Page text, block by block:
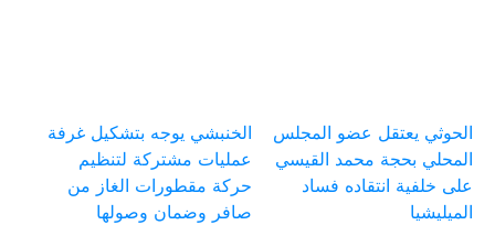
الحوثي يعتقل عضو المجلس
المحلي بحجة محمد القيسي
على خلفية انتقاده فساد
الميليشيا
الخنبشي يوجه بتشكيل غرفة
عمليات مشتركة لتنظيم
حركة مقطورات الغاز من
صافر وضمان وصولها